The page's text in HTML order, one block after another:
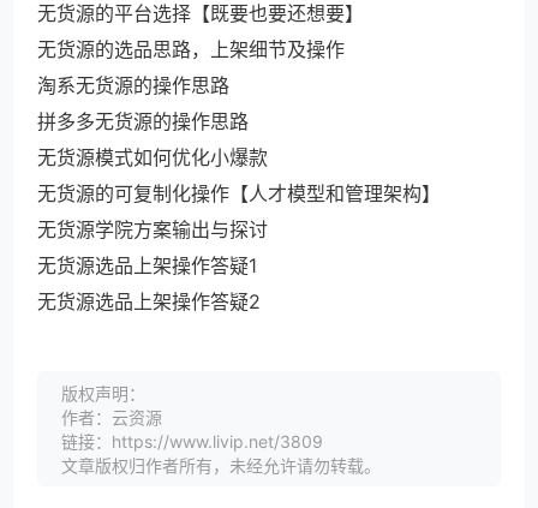
无货源的平台选择【既要也要还想要】
无货源的选品思路，上架细节及操作
淘系无货源的操作思路
拼多多无货源的操作思路
无货源模式如何优化小爆款
无货源的可复制化操作【人才模型和管理架构】
无货源学院方案输出与探讨
无货源选品上架操作答疑1
无货源选品上架操作答疑2
版权声明：
作者：云资源
链接：https://www.livip.net/3809
文章版权归作者所有，未经允许请勿转载。